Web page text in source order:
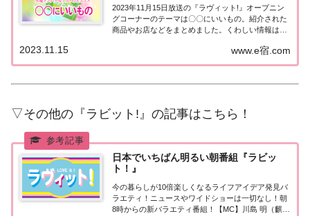
2023年11月15日放送の『ラヴィット!』オープニン
グコーナーのテーマは〇〇にいいもの。紹介された
商品やお店などをまとめました。くわしい情報はこ
「11（いい）15（ひとこえ）」の語呂合わせから制
定されました。そこで、今日はラビッ...
www.e宿.com
2023.11.15
▽その他の『ラビット!』の記事はこちら！
日本でいちばん明るい朝番組『ラビッ
ト！』
今の暮らしが10倍楽しくなるライフアイデア発見バ
ラエティ！ニュースやワイドショーは一切なし！朝
8時からの新バラエティ番組！【MC】川島 明（麒